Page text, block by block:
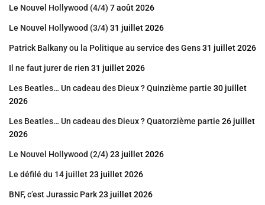
Le Nouvel Hollywood (4/4) 7 août 2026
Le Nouvel Hollywood (3/4) 31 juillet 2026
Patrick Balkany ou la Politique au service des Gens31 juillet 2026
Il ne faut jurer de rien 31 juillet 2026
Les Beatles… Un cadeau des Dieux ? Quinzième partie 30 juillet
2026
Les Beatles… Un cadeau des Dieux ? Quatorzième partie 26 juillet
2026
Le Nouvel Hollywood (2/4) 23 juillet 2026
Le défilé du 14 juillet23 juillet 2026
BNF, c’est Jurassic Park23 juillet 2026